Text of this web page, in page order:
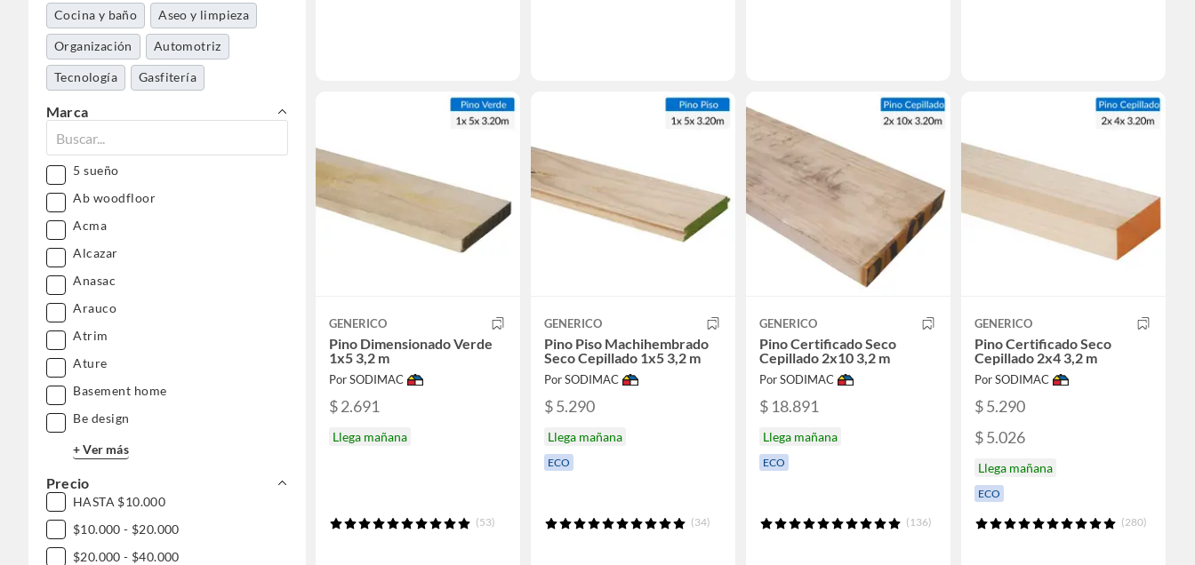
Cocina y baño Aseo y limpieza
Organización Automotriz
Tecnología Gasfitería
Pasatiempos
Mundo bebé
Deportes y aire libre
Marca
5 sueño
Ab woodfloor
Acma
Alcazar
Anasac
Arauco
Atrim
Ature
Basement home
Be design
+ Ver más
Precio
HASTA $10.000
$10.000 - $20.000
$20.000 - $40.000
GENERICO
Pino Dimensionado Verde
1x5 3,2 m
Por SODIMAC
$ 2.691
Llega mañana
(53)
GENERICO
Pino Piso Machihembrado
Seco Cepillado 1x5 3,2 m
Por SODIMAC
$ 5.290
Llega mañana
ECO
(34)
GENERICO
Pino Certificado Seco
Cepillado 2x10 3,2 m
Por SODIMAC
$ 18.891
Llega mañana
ECO
(136)
GENERICO
Pino Certificado Seco
Cepillado 2x4 3,2 m
Por SODIMAC
$ 5.290
$ 5.026
Llega mañana
ECO
(280)